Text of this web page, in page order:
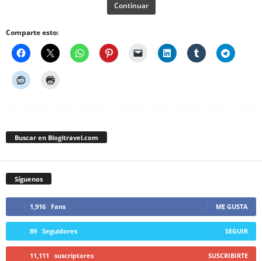
Continuar
Comparte esto:
Buscar en Blogitravel.com
Síguenos
1,916 Fans ME GUSTA
89 Seguidores SEGUIR
11,111 suscriptores SUSCRIBIRTE